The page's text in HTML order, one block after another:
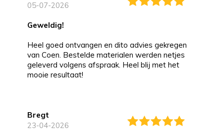
05-07-2026
Geweldig!
Heel goed ontvangen en dito advies gekregen
van Coen. Bestelde materialen werden netjes
geleverd volgens afspraak. Heel blij met het
mooie resultaat!
Bregt
23-04-2026